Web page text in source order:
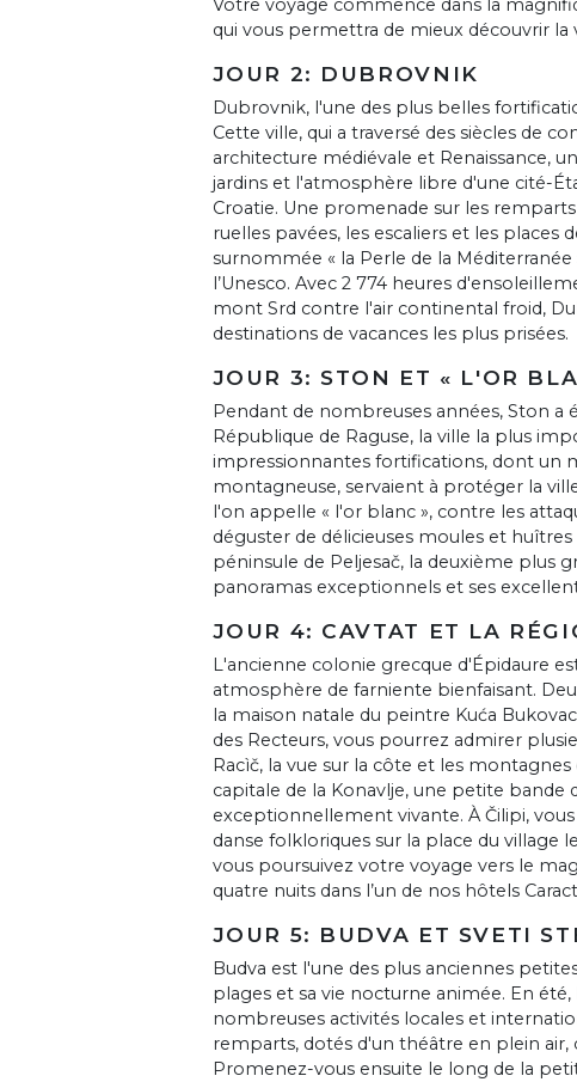
Votre voyage commence dans la
qui vous permettra de mieux découvrir
JOUR 2: DUBROVNIK
Dubrovnik, l'une des plus belles
Cette ville, qui a traversé des siècles de
architecture médiévale et Renaissance,
jardins et l'atmosphère libre d'une cité-
Croatie. Une promenade sur les
ruelles pavées, les escaliers et les places
surnommée « la Perle de la
l’Unesco. Avec 2 774 heures
mont Srd contre l'air continental froid,
destinations de vacances les plus prisées.
JOUR 3: STON ET « L'OR
Pendant de nombreuses années, Ston
République de Raguse, la ville la plus
impressionnantes fortifications, dont un
montagneuse, servaient à protéger la
l'on appelle « l'or blanc », contre les
déguster de délicieuses moules et
péninsule de Peljesač, la deuxième plus
panoramas exceptionnels et ses
JOUR 4: CAVTAT ET LA
L'ancienne colonie grecque d'Épidaure
atmosphère de farniente bienfaisant.
la maison natale du peintre Kuća
des Recteurs, vous pourrez admirer
Racìč, la vue sur la côte et les
capitale de la Konavlje, une petite bande
exceptionnellement vivante. À Čilipi,
danse folkloriques sur la place du
vous poursuivez votre voyage vers le
quatre nuits dans l’un de nos hôtels
JOUR 5: BUDVA ET SVETI
Budva est l'une des plus anciennes
plages et sa vie nocturne animée. En
nombreuses activités locales et
remparts, dotés d'un théâtre en plein
Promenez-vous ensuite le long de la